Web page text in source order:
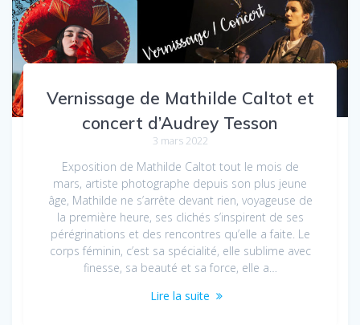
Vernissage de Mathilde Caltot et
concert d’Audrey Tesson
3 mars 2022
Exposition de Mathilde Caltot tout le mois de
mars, artiste photographe depuis son plus jeune
âge, Mathilde ne s’arrête devant rien, voyageuse de
la première heure, ses clichés s’inspirent de ses
pérégrinations et des rencontres qu’elle a faite. Le
corps féminin, c’est sa spécialité, elle sublime avec
finesse, sa beauté et sa force, elle a…
Lire la suite